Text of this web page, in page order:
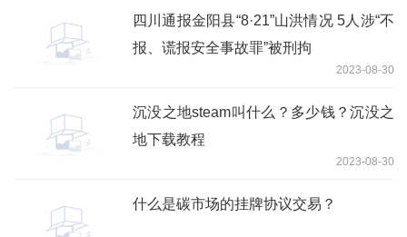
四川通报金阳县“8·21”山洪情况 5人涉“不
报、谎报安全事故罪”被刑拘
2023-08-30
沉没之地steam叫什么？多少钱？沉没之
地下载教程
2023-08-30
什么是碳市场的挂牌协议交易？